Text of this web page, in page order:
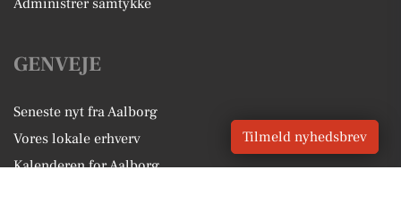
Administrer samtykke
GENVEJE
Seneste nyt fra Aalborg
Vores lokale erhverv
Kalenderen for Aalborg
Tilmeld nyhedsbrev